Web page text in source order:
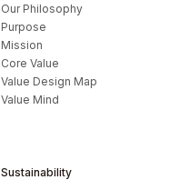
Our Philosophy
Purpose
Mission
Core Value
Value Design Map
Value Mind
Sustainability